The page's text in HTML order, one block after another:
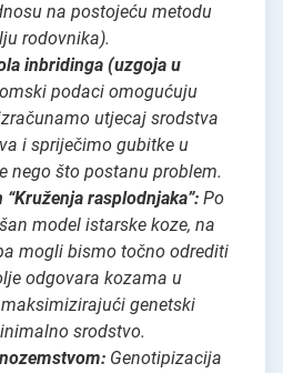
na postojeću metodu
rodovnika).
inbridinga (uzgoja u
podaci omogućuju
utjecaj srodstva
i spriječimo gubitke u
nego što postanu problem.
rasplodnjaka”: Po
model istarske koze, na
mogli bismo točno odrediti
odgovara kozama u
genetski
srodstvo.
Genotipizacija